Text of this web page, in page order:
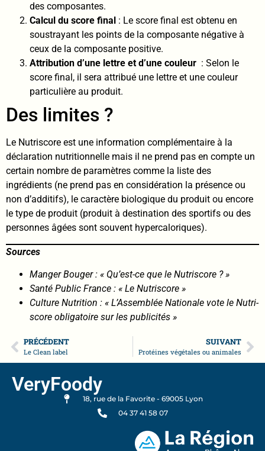
des composantes.
Calcul du score final : Le score final est obtenu en
soustrayant les points de la composante négative à
ceux de la composante positive.
Attribution d’une lettre et d’une couleur : Selon le
score final, il sera attribué une lettre et une couleur
particulière au produit.
Des limites ?
Le Nutriscore est une information complémentaire à la
déclaration nutritionnelle mais il ne prend pas en compte un
certain nombre de paramètres comme la liste des
ingrédients (ne prend pas en considération la présence ou
non d’additifs), le caractère biologique du produit ou encore
le type de produit (produit à destination des sportifs ou des
personnes âgées sont souvent hypercaloriques).
Sources
Manger Bouger : « Qu’est-ce que le Nutriscore ? »
Santé Public France : « Le Nutriscore »
Culture Nutrition : « L’Assemblée Nationale vote le Nutri-
score obligatoire sur les publicités »
PRÉCÉDENT
Le Clean label
SUIVANT
Protéines végétales ou animales
VeryFoody
18, rue de la Favorite - 69005 Lyon
04 37 41 58 07